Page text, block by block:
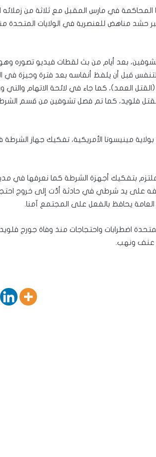
أن يمثل الشرطي البالغ من العمر 44 عامًا المحاكمة في مارس المقبل مع ثلاثة من
حشد مناهض للعنصرية في الولايات المتحدة
بعد أيام من بث لقطات فيديو تصوره
قبل أن يلفظ أنفاسه بعد فترة وجيزة
العمد)، كما جاء في لائحة الاتهام والتي
مقتل فلويد، كما تم فصل تشوفين من قسم
مينيسوتا الأمريكية، تفكيك جهاز
ملتزم بتفكيك أجهزة الشرطة كما نعرفها في
على يد شرطي في حادثة أدّت إلى خروج
العامة يحافظ بالفعل على المجتمع آمنا.
اضطرابات واحتجاجات منذ وفاة جورج
عنف ونهب.